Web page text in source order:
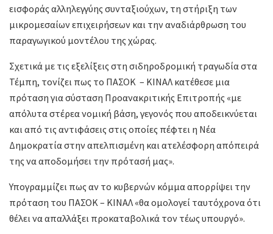
εισφοράς αλληλεγγύης συνταξιούχων, τη στήριξη των
μικρομεσαίων επιχειρήσεων και την αναδιάρθρωση του
παραγωγικού μοντέλου της χώρας.
Σχετικά με τις εξελίξεις στη σιδηροδρομική τραγωδία στα
Τέμπη, τονίζει πως το ΠΑΣΟΚ – ΚΙΝΑΛ κατέθεσε μια
πρόταση για σύσταση Προανακριτικής Επιτροπής «με
απόλυτα στέρεα νομική βάση, γεγονός που αποδεικνύεται
και από τις αντιφάσεις στις οποίες πέφτει η Νέα
Δημοκρατία στην απελπισμένη και ατελέσφορη απόπειρά
της να αποδομήσει την πρότασή μας».
Υπογραμμίζει πως αν το κυβερνών κόμμα απορρίψει την
πρόταση του ΠΑΣΟΚ – ΚΙΝΑΛ «θα ομολογεί ταυτόχρονα ότι
θέλει να απαλλάξει προκαταβολικά τον τέως υπουργό».